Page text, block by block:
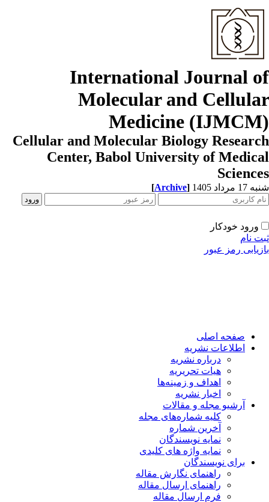
International Journal
Molecular and
Medicine
Cellular and Molecular Biology
Center, Babol University of
مرداد 1405 [Archive]
ورود خودکار
نام
رمز عبور
صفحه اصلی
اطلاعات نشریه
درباره نشریه
هیات تحریریه
اهداف و زمینه‌ها
اخبار نشریه
آرشیو مجله و مقالات
کلیه شماره‌های مجله
آخرین شماره
نمایه نویسندگان
نمایه واژه های کلیدی
برای نویسندگان
راهنمای نگارش مقاله
راهنمای ارسال مقاله
فرم ارسال مقاله